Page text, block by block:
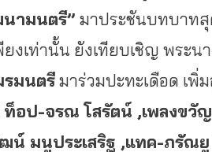
ามนตรี” มาประชันบทบาทสุ
ยงเท่านั้น ยังเทียบเชิญ พระน
มนตรีมาร่วมปะทะเดือด เ
ท็อป-จรณ โสรัตน์ ,เพลงขวั
น์ มนูประเสริฐ ,แทค-ภรัณ